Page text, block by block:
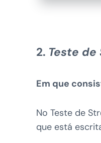
2. Teste de
Em que
No Teste de
que está